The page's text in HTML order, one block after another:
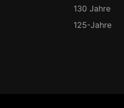
130 Jahre
125-Jahre